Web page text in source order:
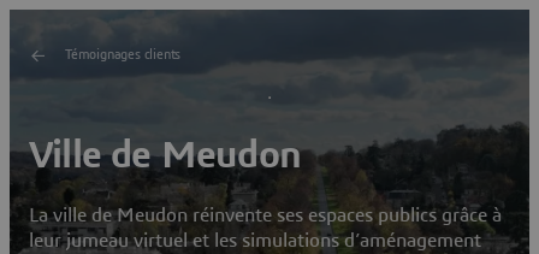
Témoignages clients
Ville de Meudon
La ville de Meudon réinvente ses espaces publics grâce à
leur jumeau virtuel et les simulations d’aménagement